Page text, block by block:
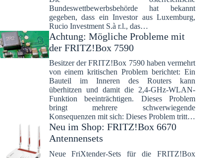
Bundeswettbewerbsbehörde hat bekannt
gegeben, dass ein Investor aus Luxemburg,
Rucio Investment S.à r.l., das…
Achtung: Mögliche Probleme mit
der FRITZ!Box 7590
Besitzer der FRITZ!Box 7590 haben vermehrt
von einem kritischen Problem berichtet: Ein
Bauteil im Inneren des Routers kann
überhitzen und damit die 2,4-GHz-WLAN-
Funktion beeinträchtigen. Dieses Problem
bringt mehrere schwerwiegende
Konsequenzen mit sich: Dieses Problem tritt…
Neu im Shop: FRITZ!Box 6670
Antennensets
Neue FriXtender-Sets für die FRITZ!Box